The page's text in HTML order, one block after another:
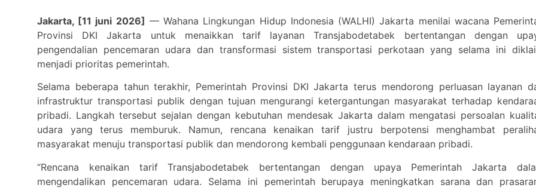
Jakarta, [11 juni 2026] — Wahana Lingkungan Hidup Indonesia (WALHI) Jakarta menilai wacana
Provinsi DKI Jakarta untuk menaikkan tarif layanan Transjabodetabek bertentangan dengan
pengendalian pencemaran udara dan transformasi sistem transportasi perkotaan yang selama ini
menjadi prioritas pemerintah.
Selama beberapa tahun terakhir, Pemerintah Provinsi DKI Jakarta terus mendorong perluasan layanan
infrastruktur transportasi publik dengan tujuan mengurangi ketergantungan masyarakat terhadap
pribadi. Langkah tersebut sejalan dengan kebutuhan mendesak Jakarta dalam mengatasi persoalan
udara yang terus memburuk. Namun, rencana kenaikan tarif justru berpotensi menghambat
masyarakat menuju transportasi publik dan mendorong kembali penggunaan kendaraan pribadi.
“Rencana kenaikan tarif Transjabodetabek bertentangan dengan upaya Pemerintah Jakarta
mengendalikan pencemaran udara. Selama ini pemerintah berupaya meningkatkan sarana dan